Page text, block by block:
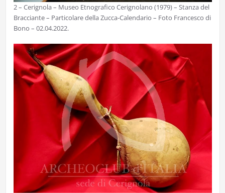
2 – Cerignola – Museo Etnografico Cerignolano (1979) – Stanza del
Bracciante – Particolare della Zucca-Calendario – Foto Francesco di
Bono – 02.04.2022.